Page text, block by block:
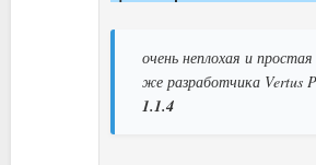
очень неплохая и
же разработчика Vertus
1.1.4